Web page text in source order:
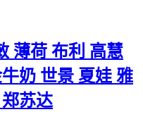
薄荷 布利 高慧
奶 世景 夏娃 雅
苏达